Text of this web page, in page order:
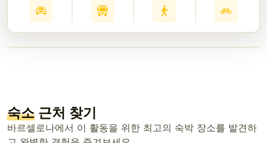
숙소 근처 찾기
바르셀로나에서 이 활동을 위한 최고의 숙박 장소를 발견하